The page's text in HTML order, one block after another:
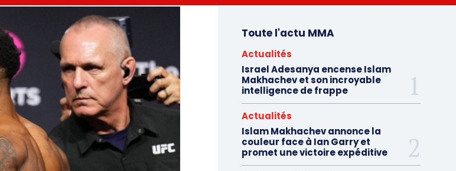
Toute l'actu MMA
Actualités
Israel Adesanya encense Islam
Makhachev et son incroyable
intelligence de frappe
Actualités
Islam Makhachev annonce la
couleur face à Ian Garry et
promet une victoire expéditive